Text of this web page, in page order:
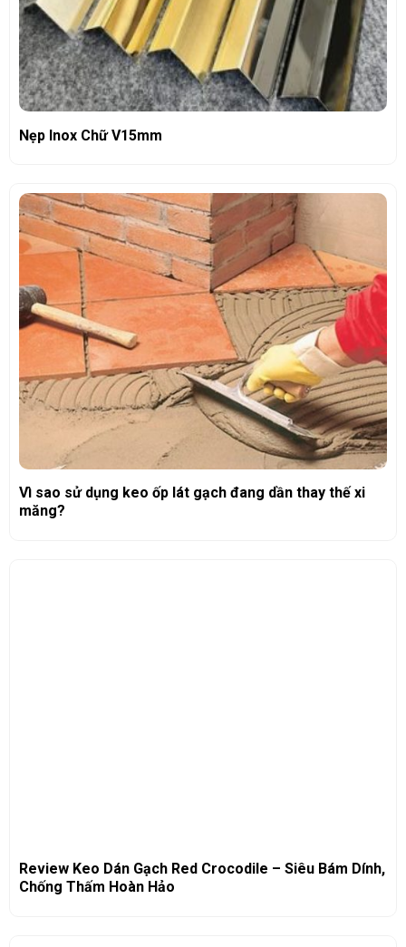
Nẹp Inox Chữ V15mm
Vì sao sử dụng keo ốp lát gạch đang dần thay thế xi
măng?
Review Keo Dán Gạch Red Crocodile – Siêu Bám Dính,
Chống Thấm Hoàn Hảo